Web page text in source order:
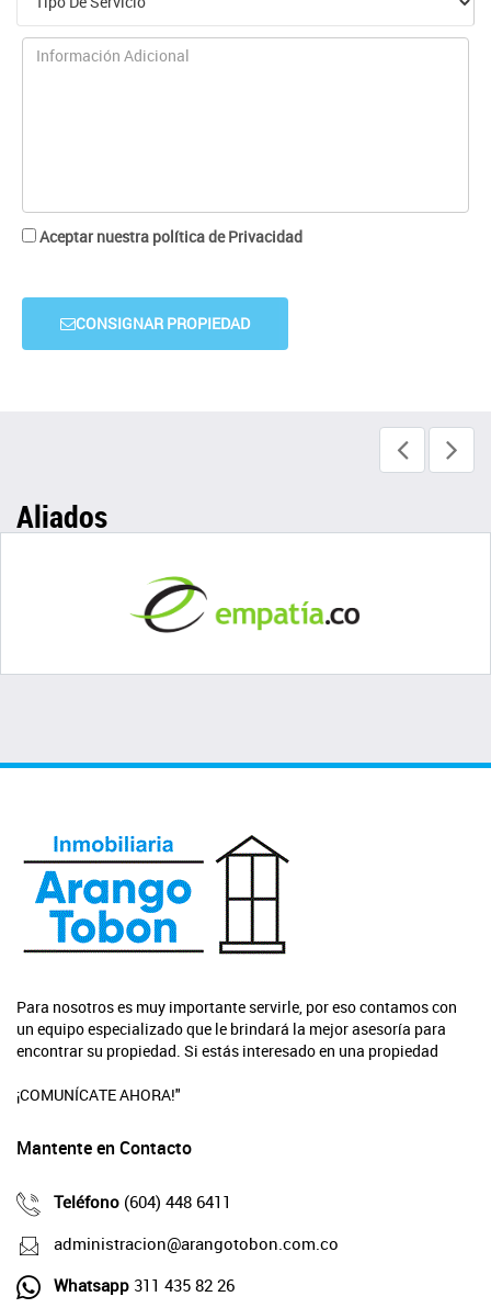
Aceptar nuestra política de Privacidad
CONSIGNAR PROPIEDAD
Aliados
Para nosotros es muy importante servirle, por eso contamos con
un equipo especializado que le brindará la mejor asesoría para
encontrar su propiedad. Si estás interesado en una propiedad
¡COMUNÍCATE AHORA!"
Mantente en Contacto
Teléfono (604) 448 6411
administracion@arangotobon.com.co
Whatsapp 311 435 82 26